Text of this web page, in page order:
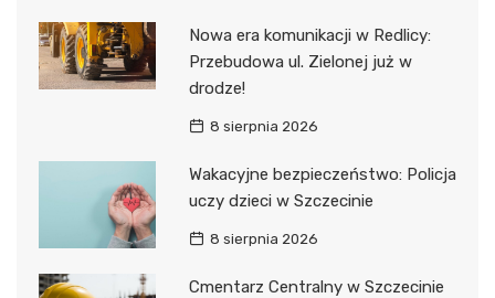
Nowa era komunikacji w Redlicy:
Przebudowa ul. Zielonej już w
drodze!
8 sierpnia 2026
Wakacyjne bezpieczeństwo: Policja
uczy dzieci w Szczecinie
8 sierpnia 2026
Cmentarz Centralny w Szczecinie